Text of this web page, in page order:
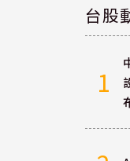
台股
1